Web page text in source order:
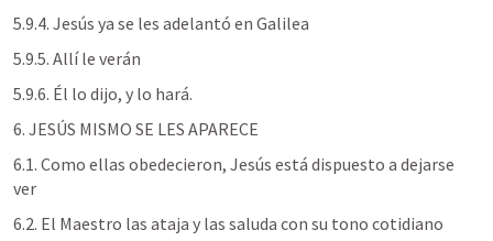
5.9.4. Jesús ya se les adelantó en Galilea
5.9.5. Allí le verán
5.9.6. Él lo dijo, y lo hará.
6. JESÚS MISMO SE LES APARECE
6.1. Como ellas obedecieron, Jesús está dispuesto a dejarse
ver
6.2. El Maestro las ataja y las saluda con su tono cotidiano